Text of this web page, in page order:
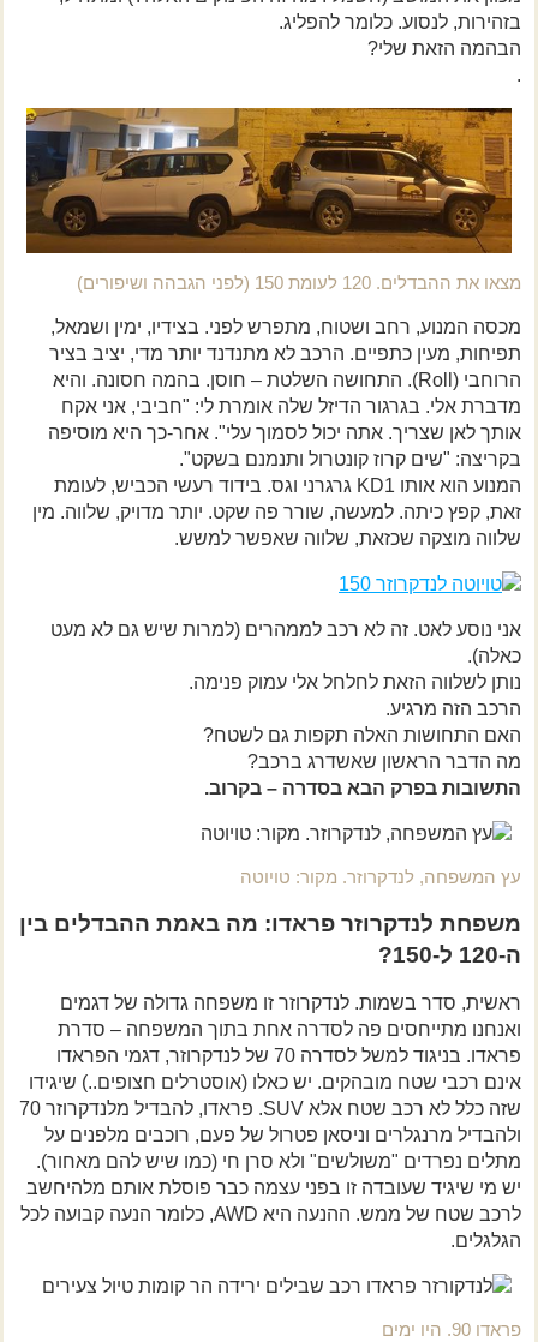
בזהירות, לנסוע. כלומר להפליג.
הבהמה הזאת שלי?
.
מצאו את ההבדלים. 120 לעומת 150 (לפני הגבהה ושיפורים)
מכסה המנוע, רחב ושטוח, מתפרש לפני. בצידיו, ימין ושמאל,
תפיחות, מעין כתפיים. הרכב לא מתנדנד יותר מדי, יציב בציר
הרוחבי (Roll). התחושה השלטת – חוסן. בהמה חסונה. והיא
מדברת אלי. בגרגור הדיזל שלה אומרת לי: "חביבי, אני אקח
אותך לאן שצריך. אתה יכול לסמוך עלי". אחר-כך היא מוסיפה
בקריצה: "שים קרוז קונטרול ותנמנם בשקט".
המנוע הוא אותו KD1 גרגרני וגס. בידוד רעשי הכביש, לעומת
זאת, קפץ כיתה. למעשה, שורר פה שקט. יותר מדויק, שלווה. מין
שלווה מוצקה שכזאת, שלווה שאפשר למשש.
אני נוסע לאט. זה לא רכב לממהרים (למרות שיש גם לא מעט
כאלה).
נותן לשלווה הזאת לחלחל אלי עמוק פנימה.
הרכב הזה מרגיע.
האם התחושות האלה תקפות גם לשטח?
מה הדבר הראשון שאשדרג ברכב?
התשובות בפרק הבא בסדרה – בקרוב.
עץ המשפחה, לנדקרוזר. מקור: טויוטה
משפחת לנדקרוזר פראדו: מה באמת ההבדלים בין
ה-120 ל-150?
ראשית, סדר בשמות. לנדקרוזר זו משפחה גדולה של דגמים
ואנחנו מתייחסים פה לסדרה אחת בתוך המשפחה – סדרת
פראדו. בניגוד למשל לסדרה 70 של לנדקרוזר, דגמי הפראדו
אינם רכבי שטח מובהקים. יש כאלו (אוסטרלים חצופים..) שיגידו
שזה כלל לא רכב שטח אלא SUV. פראדו, להבדיל מלנדקרוזר 70
ולהבדיל מרנגלרים וניסאן פטרול של פעם, רוכבים מלפנים על
מתלים נפרדים "משולשים" ולא סרן חי (כמו שיש להם מאחור).
יש מי שיגיד שעובדה זו בפני עצמה כבר פוסלת אותם מלהיחשב
לרכב שטח של ממש. ההנעה היא AWD, כלומר הנעה קבועה לכל
הגלגלים.
פראדו 90. היו ימים